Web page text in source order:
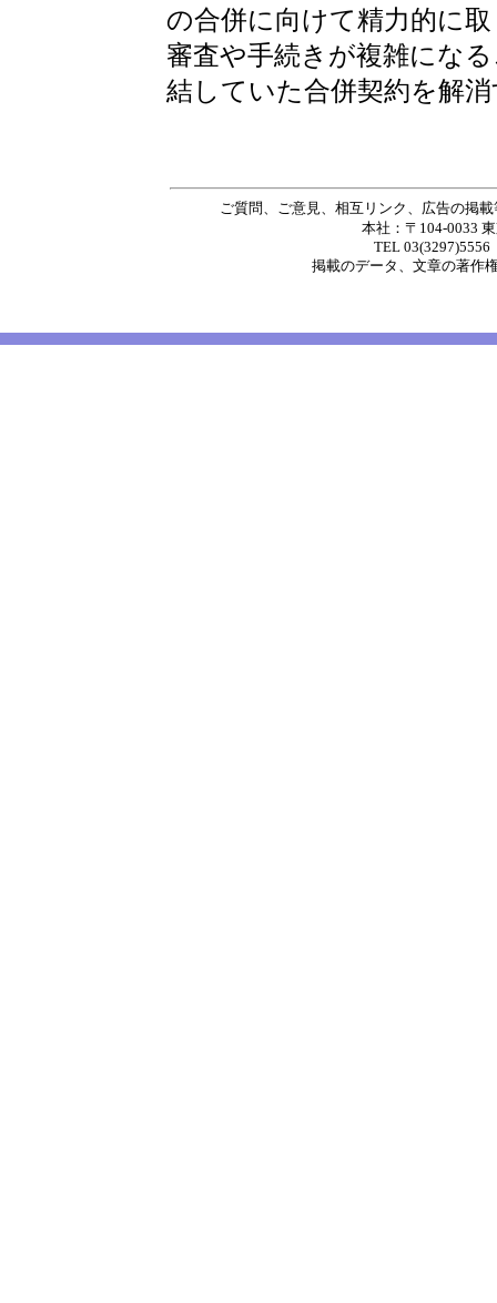
の合併に向けて精力的に
審査や手続きが複雑にな
結していた合併契約を解
ご質問、ご意見、相互リンク、広告の掲
本社：〒104-0033
TEL
掲載のデータ 、 文章の著作